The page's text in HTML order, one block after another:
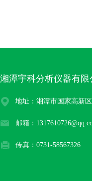
湘潭宇科分析仪器有限
地址：湘潭市国家高新
邮箱：
传真：0731-58567326